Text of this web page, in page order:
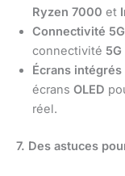
Ryzen 7000 et
Connectivité 5G
connectivité 5G
Écrans intégrés
écrans OLED
réel.
7. Des astuces